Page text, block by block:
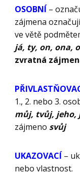
OSOBNÍ –
zájmena
ve větě
já, ty, on, ona,
zvratná
1., 2. nebo 3.
můj, tvůj, jeho,
zájmeno svůj
UKAZOVACÍ –
nebo vlastnost.